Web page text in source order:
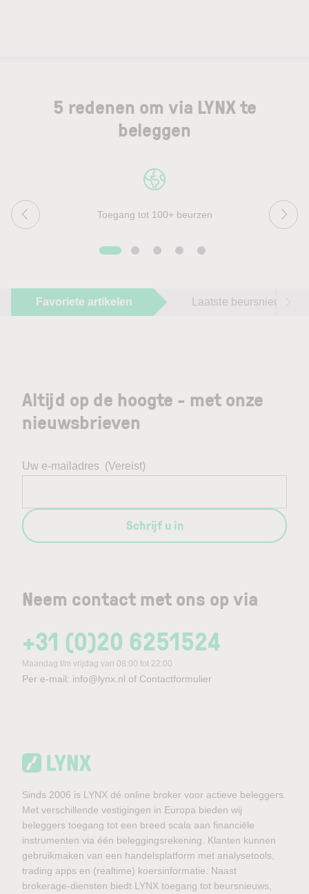
5 redenen om via LYNX te
beleggen
Toegang tot 100+ beurzen
Favoriete artikelen Laatste beursnieuws
Neem contact met ons op via
+31 (0)20 6251524
Maandag t/m vrijdag van 08:00 tot 22:00
Per e-mail: info@lynx.nl of Contactformulier
Altijd op de hoogte - met onze
nieuwsbrieven
Uw e-mailadres (Vereist)
Schrijf u in
Sinds 2006 is LYNX dé online broker voor actieve beleggers.
Met verschillende vestigingen in Europa bieden wij
beleggers toegang tot een breed scala aan financiële
instrumenten via één beleggingsrekening. Klanten kunnen
gebruikmaken van een handelsplatform met analysetools,
trading apps en (realtime) koersinformatie. Naast
brokerage-diensten biedt LYNX toegang tot beursnieuws,